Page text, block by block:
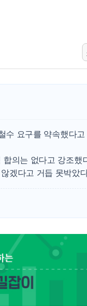
김정관 장관 "영업이
뉴욕증시 프리뷰, 미
수 요구를 약속했다고
의는 없다고 강조했
겠다고 거듭 못박았